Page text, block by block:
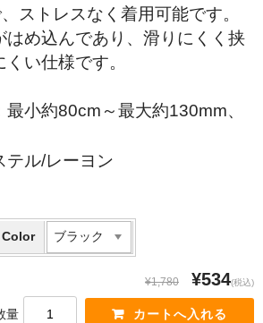
ストレスなく着用可能です。
はめ込んであり、滑りにくく挟
い仕様です。
最小約80cm～最大約130mm、
テル/レーヨン
Color
¥1,780 ¥534(税込)
量